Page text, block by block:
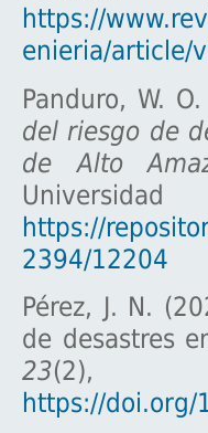
https://
enieria/article/
Panduro, W.
del riesgo de
de Alto
https://
2394/12204
Pérez, J. N.
de desastres
23
https://doi.org/